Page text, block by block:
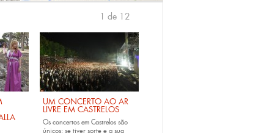
UM CONCERTO AO AR
LIVRE EM CASTRELOS
Os concertos em Castrelos são
únicos: se tiver sorte e a sua
1 de 12